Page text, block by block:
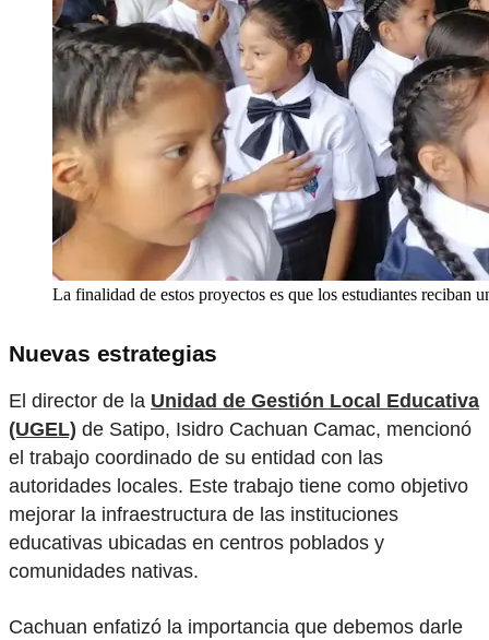
La finalidad de estos proyectos es que los estudiantes reciban
Nuevas estrategias
El director de la Unidad de Gestión Local Educativa
(UGEL) de Satipo, Isidro Cachuan Camac, mencionó
el trabajo coordinado de su entidad con las
autoridades locales. Este trabajo tiene como objetivo
mejorar la infraestructura de las instituciones
educativas ubicadas en centros poblados y
comunidades nativas.
Cachuan enfatizó la importancia que debemos darle